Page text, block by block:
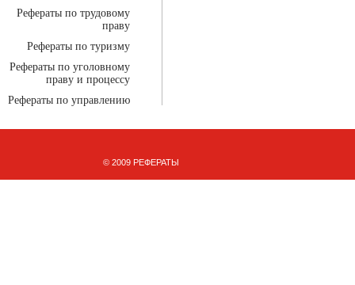
Рефераты по трудовому
праву
Рефераты по туризму
Рефераты по уголовному
праву и процессу
Рефераты по управлению
© 2009 РЕФЕРАТЫ